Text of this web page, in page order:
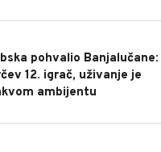
pohvalio Banjalučane:
12. igrač, uživanje je
ambijentu